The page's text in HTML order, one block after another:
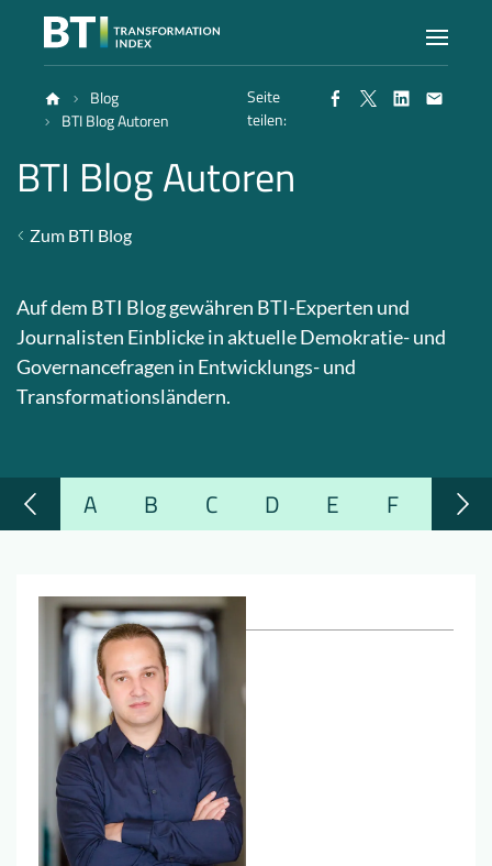
Index
Atlas
Methode
Blog
Downloads Wer wir sind
Kontakt
EN
Blog
BTI Blog Autoren
Seite
teilen:
BTI Blog Autoren
Zum BTI Blog
Auf dem BTI Blog gewähren BTI-Experten und
Journalisten Einblicke in aktuelle Demokratie- und
Governancefragen in Entwicklungs- und
Transformationsländern.
A B C D E F G